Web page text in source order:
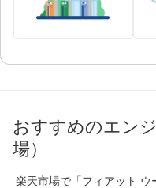
おすすめのエン
場）
楽天市場で「フィアット ウ